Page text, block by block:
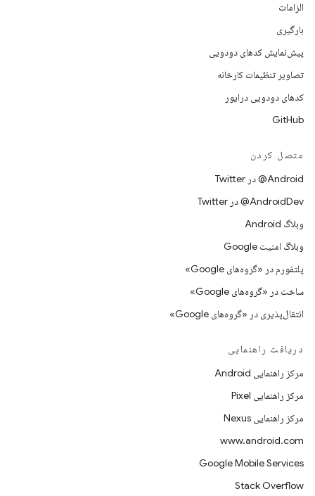
الزامات
بارگیری
پیش‌نمایش کدهای دودویی
تصاویر تنظیمات کارخانه
کدهای دودویی درایور
GitHub
متصل کردن
Android@ در Twitter
AndroidDev@ در Twitter
وبلاگ Android
وبلاگ امنیت Google
پلتفورم در «گروه‌های Google»
ساخت در «گروه‌های Google»
انتقال‌پذیری در «گروه‌های Google»
دریافت راهنمایی
مرکز راهنمایی Android
مرکز راهنمایی Pixel
مرکز راهنمایی Nexus
www.android.com
Google Mobile Services
Stack Overflow